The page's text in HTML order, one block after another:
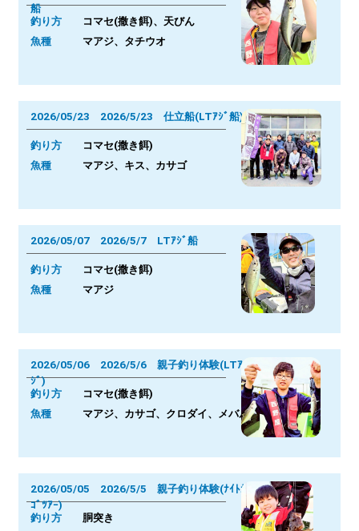
船
釣り方
コマセ(撒き餌)、天びん
魚種 マアジ、タチウオ
2026/05/23 2026/5/23 仕立船(LTｱｼﾞ船)
釣り方
コマセ(撒き餌)
魚種 マアジ、キス、カサゴ
2026/05/07 2026/5/7 LTｱｼﾞ船
釣り方
コマセ(撒き餌)
魚種 マアジ
2026/05/06 2026/5/6 親子釣り体験(LTｱ
ｼﾞ)
釣り方
コマセ(撒き餌)
魚種 マアジ、カサゴ、クロダイ、メバル
2026/05/05 2026/5/5 親子釣り体験(ﾅｲﾄｶｻ
ｺﾞﾂｱｰ)
釣り方 胴突き